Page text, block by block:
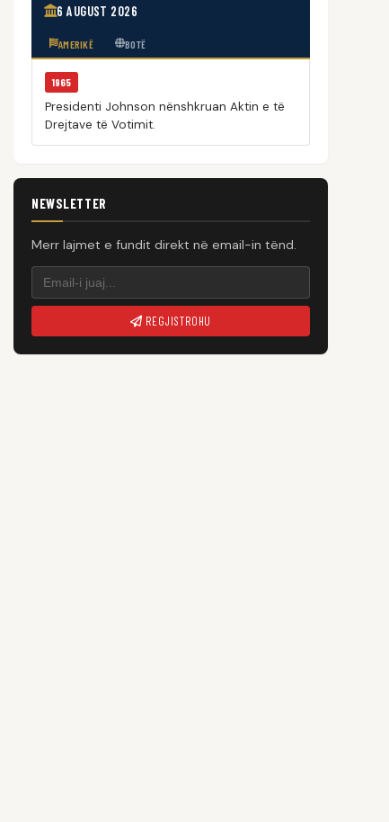
6 AUGUST 2026
AMERIKË BOTË
1965
Presidenti Johnson nënshkruan Aktin e të
Drejtave të Votimit.
NEWSLETTER
Merr lajmet e fundit direkt në email-in tënd.
REGJISTROHU